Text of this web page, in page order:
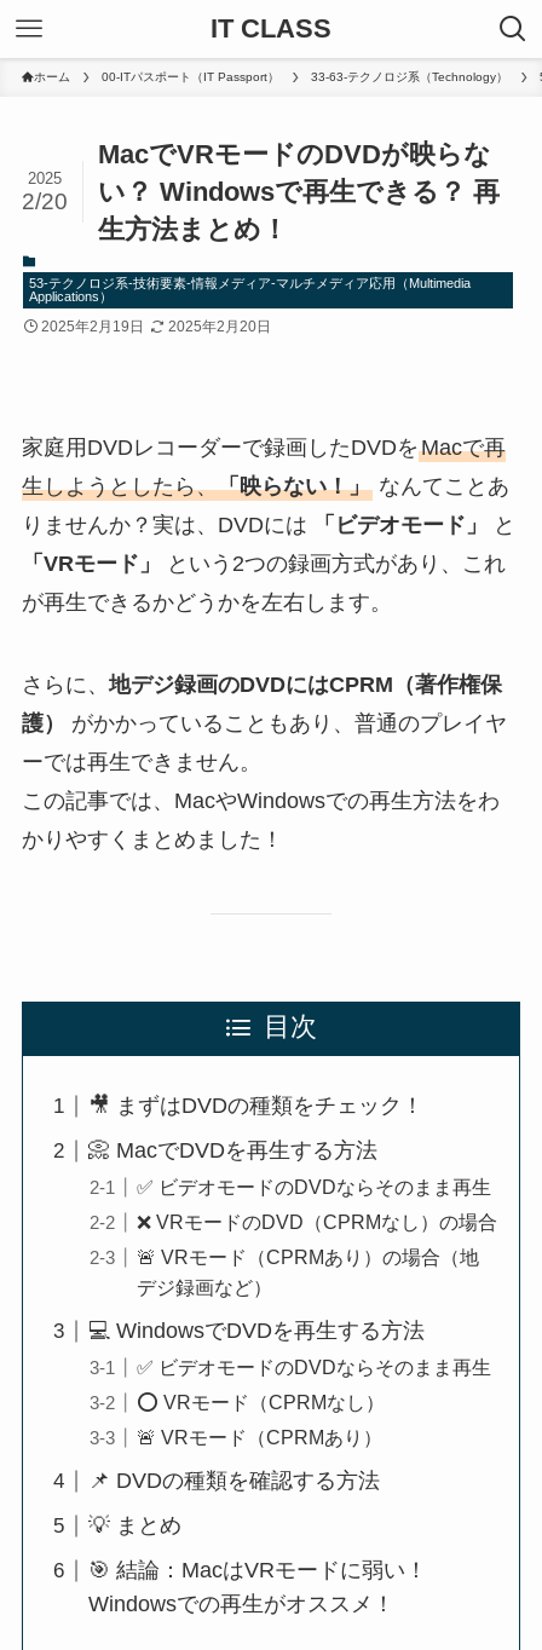
IT CLASS
ホーム 00-ITパスポート（IT Passport） 33-63-テクノロジ系（Technology）
MacでVRモードのDVDが映らな
い？ Windowsで再生できる？ 再
生方法まとめ！
2025
2/20
53-テクノロジ系-技術要素-情報メディア-マルチメディア応用（Multimedia
Applications）
2025年2月19日 2025年2月20日
家庭用DVDレコーダーで録画したDVDをMacで再
生しようとしたら、「映らない！」なんてことあ
りませんか？実は、DVDには
「ビデオモード」
と
「VRモード」
という2つの録画方式があり、これ
が再生できるかどうかを左右します。
さらに、地デジ録画のDVDにはCPRM（著作権保
護）
がかかっていることもあり、普通のプレイヤ
ーでは再生できません。
この記事では、MacやWindowsでの再生方法をわ
かりやすくまとめました！
目次
🎥 まずはDVDの種類をチェック！
📀 MacでDVDを再生する方法
✅ ビデオモードのDVDならそのまま再生
❌ VRモードのDVD（CPRMなし）の場合
🚨 VRモード（CPRMあり）の場合（地
デジ録画など）
💻 WindowsでDVDを再生する方法
✅ ビデオモードのDVDならそのまま再生
⭕ VRモード（CPRMなし）
🚨 VRモード（CPRMあり）
📌 DVDの種類を確認する方法
💡 まとめ
🎯 結論：MacはVRモードに弱い！
Windowsでの再生がオススメ！